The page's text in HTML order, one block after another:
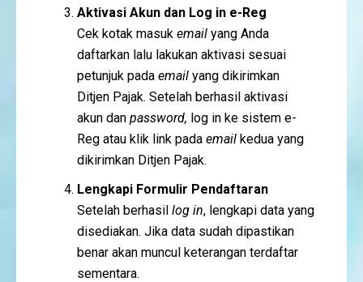
Aktivasi Akun dan Log in e-Reg
Cek kotak masuk email yang Anda
daftarkan lalu lakukan aktivasi sesuai
petunjuk pada email yang dikirimkan
Ditjen Pajak. Setelah berhasil aktivasi
akun dan password, log in ke sistem e-
Reg atau klik link pada email kedua yang
dikirimkan Ditjen Pajak.
Lengkapi Formulir Pendaftaran
Setelah berhasil log in, lengkapi data yang
disediakan. Jika data sudah dipastikan
benar akan muncul keterangan terdaftar
sementara.